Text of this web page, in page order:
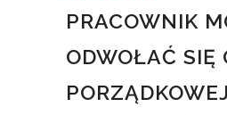
PRACOWNIK
ODWOŁAĆ SIĘ
PORZĄDKOWEJ